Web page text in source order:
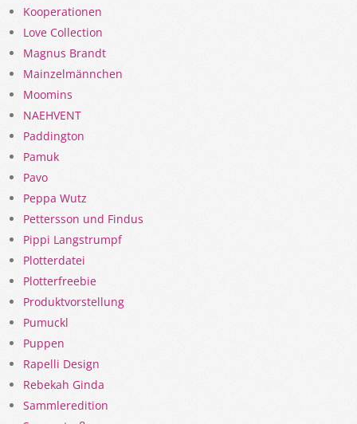
Kooperationen
Love Collection
Magnus Brandt
Mainzelmännchen
Moomins
NAEHVENT
Paddington
Pamuk
Pavo
Peppa Wutz
Pettersson und Findus
Pippi Langstrumpf
Plotterdatei
Plotterfreebie
Produktvorstellung
Pumuckl
Puppen
Rapelli Design
Rebekah Ginda
Sammleredition